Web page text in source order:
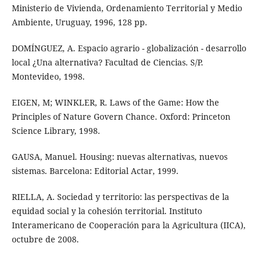
Ministerio de Vivienda, Ordenamiento Territorial y Medio
Ambiente, Uruguay, 1996, 128 pp.
DOMÍNGUEZ, A. Espacio agrario - globalización - desarrollo
local ¿Una alternativa? Facultad de Ciencias. S/P.
Montevideo, 1998.
EIGEN, M; WINKLER, R. Laws of the Game: How the
Principles of Nature Govern Chance. Oxford: Princeton
Science Library, 1998.
GAUSA, Manuel. Housing: nuevas alternativas, nuevos
sistemas. Barcelona: Editorial Actar, 1999.
RIELLA, A. Sociedad y territorio: las perspectivas de la
equidad social y la cohesión territorial. Instituto
Interamericano de Cooperación para la Agricultura (IICA),
octubre de 2008.